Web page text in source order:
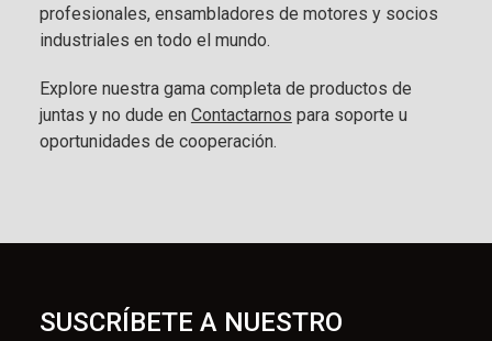
profesionales, ensambladores de motores y socios
industriales en todo el mundo.
Explore nuestra gama completa de productos de
juntas y no dude en Contactarnos para soporte u
oportunidades de cooperación.
SUSCRÍBETE A NUESTRO